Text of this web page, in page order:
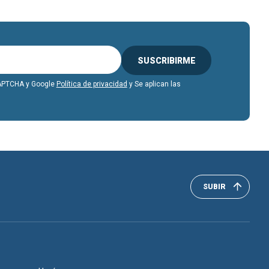
SUSCRIBIRME
y Google Política de privacidad y Se aplican las
SUBIR